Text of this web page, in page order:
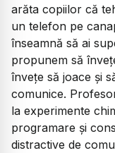
arăta copiilor că
un telefon pe
înseamnă să ai
propunem să
învețe să joace și
comunice.
la experimente
programare și
distractive de